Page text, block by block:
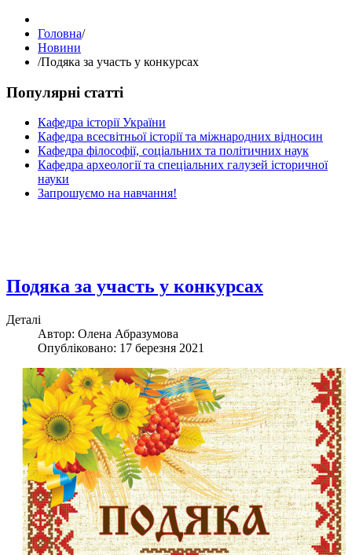
Головна/
Hовини
/Подяка за участь у конкурсах
Популярні статті
Кафедра історії України
Кафедра всесвітньої історії та міжнародних відносин
Кафедра філософії, соціальних та політичних наук
Кафедра археології та спеціальних галузей історичної
науки
Запрошуємо на навчання!
Подяка за участь у конкурсах
Деталі
Автор: Олена Абразумова
Опубліковано: 17 березня 2021